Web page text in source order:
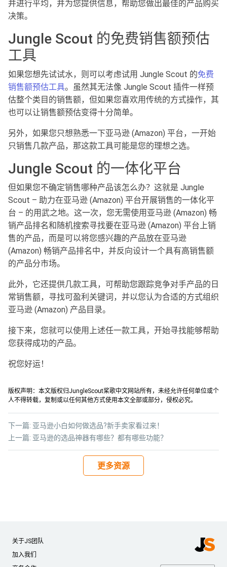
并进行平均，并为您提供信息，帮助您做出最佳的产品购买
决策。
Jungle Scout 的免费销售额预估
工具
如果您想先试试水，则可以考虑试用 Jungle Scout 的免费
销售额预估工具。虽然其无法像 Jungle Scout 插件一样预
估整个类目的销售额，但如果您喜欢用传统的方式操作，其
也可以让销售额预估变得十分简单。
另外，如果您只想熟悉一下亚马逊 (Amazon) 平台，一开始
只销售几款产品，那这款工具可能是您的理想之选。
Jungle Scout 的一体化平台
但如果您不确定销售哪种产品该怎么办？这就是 Jungle
Scout – 助力在亚马逊 (Amazon) 平台开展销售的一体化平
台 – 的用武之地。这一次，您无需使用亚马逊 (Amazon) 畅
销产品排名和随机搜索寻找要在亚马逊 (Amazon) 平台上销
售的产品，而是可以将您感兴趣的产品放在亚马逊
(Amazon) 畅销产品排名中，并反向设计一个具有高销售额
的产品分市场。
此外，它还提供几款工具，可帮助您跟踪竞争对手产品的日
常销售额，寻找可盈利关键词，并以您认为合适的方式组织
亚马逊 (Amazon) 产品目录。
接下来，您就可以使用上述任一款工具，开始寻找能够帮助
您获得成功的产品。
祝您好运！
版权声明：本文版权归JungleScout桨歌中文网站所有，未经允许任何单位或个
人不得转载，复制或以任何其他方式使用本文全部或部分，侵权必究。
上一篇: 亚马逊的选品神器有哪些？都有哪些功能？
下一篇: 亚马逊小白如何做选品?新手卖家看过来！
更多资源
关于JS团队
加入我们